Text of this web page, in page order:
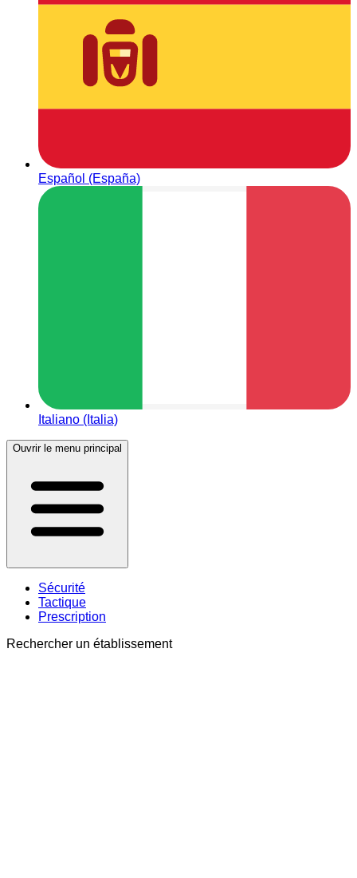
Español (España)
Italiano (Italia)
Ouvrir le menu principal
Sécurité
Tactique
Prescription
Rechercher un établissement